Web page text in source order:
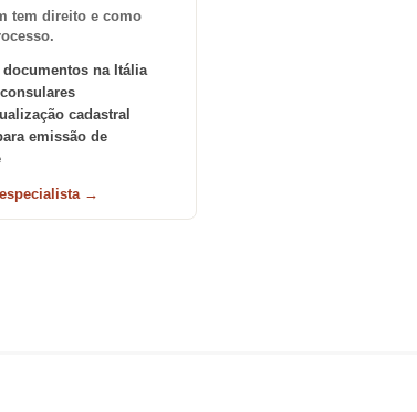
tem direito e como
documentos na Itália
cadastral
emissão de
→